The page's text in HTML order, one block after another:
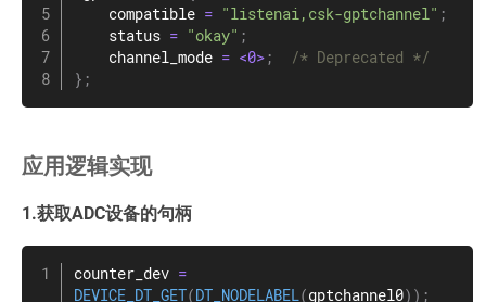
    compatible
= "listenai,csk-gptchannel" ;
    status
= "okay" ;
    channel_mode
= <0> ;
/* Deprecated */
} ;
应用逻辑实现
1.获取ADC设备的句柄
counter_dev =
DEVICE_DT_GET(DT_NODELABEL(gptchannel0) ) ;